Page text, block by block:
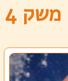
משק 4